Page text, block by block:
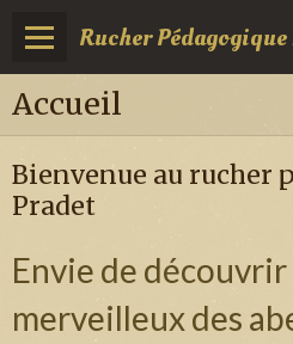
Rucher
Accueil
Bienvenue au rucher
Pradet
Envie de
merveilleux des